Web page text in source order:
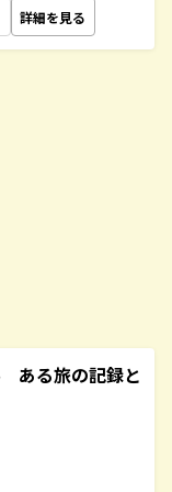
詳細を見る
ある旅の記録と